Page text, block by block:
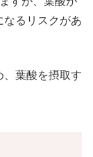
なるリスクがあ
、葉酸を摂取す